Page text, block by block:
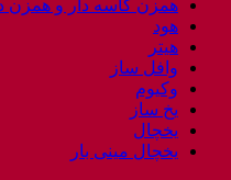
همزن کاسه دار و همزن
هود
هیتر
وافل ساز
وکیوم
یخ ساز
یخچال
یخچال مینی بار